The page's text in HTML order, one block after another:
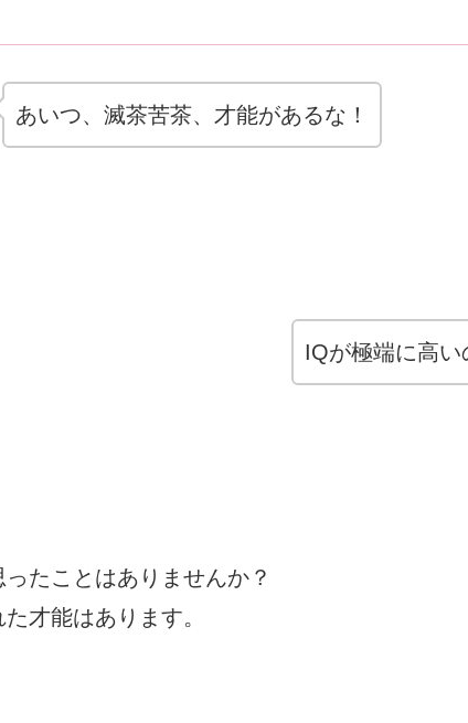
あいつ、滅茶苦茶、才能があるな！
IQが極端に高い
たことはありませんか？
才能はあります。